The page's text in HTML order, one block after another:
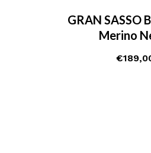
GRAN SASSO
Merino
€